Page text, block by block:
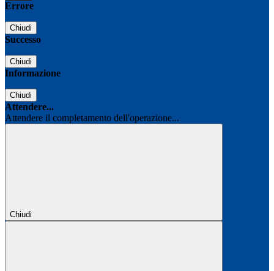
Errore
Chiudi
Successo
Chiudi
Informazione
Chiudi
Attendere...
Attendere il completamento dell'operazione...
Chiudi